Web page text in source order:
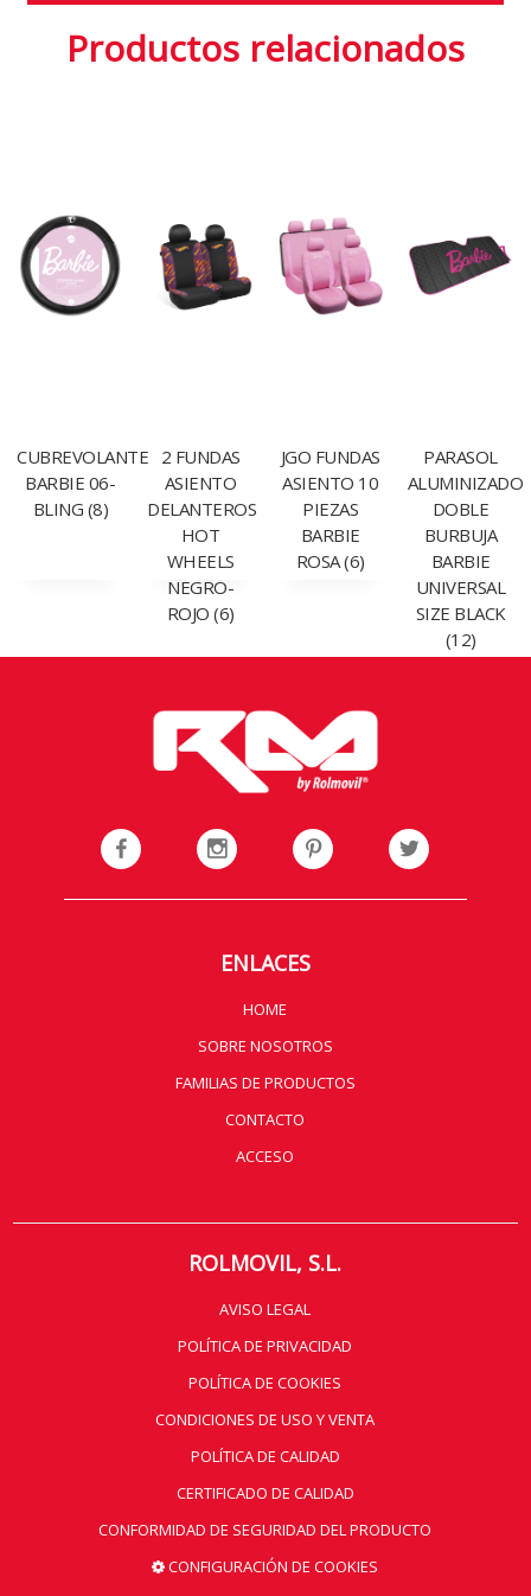
Productos relacionados
CUBREVOLANTE
BARBIE 06-
BLING (8)
2 FUNDAS
ASIENTO
DELANTEROS
HOT
WHEELS
NEGRO-
ROJO (6)
JGO FUNDAS
ASIENTO 10
PIEZAS
BARBIE
ROSA (6)
PARASOL
ALUMINIZADO
DOBLE
BURBUJA
BARBIE
UNIVERSAL
SIZE BLACK
(12)
ENLACES
HOME
SOBRE NOSOTROS
FAMILIAS DE PRODUCTOS
CONTACTO
ACCESO
ROLMOVIL, S.L.
AVISO LEGAL
POLÍTICA DE PRIVACIDAD
POLÍTICA DE COOKIES
CONDICIONES DE USO Y VENTA
POLÍTICA DE CALIDAD
CERTIFICADO DE CALIDAD
CONFORMIDAD DE SEGURIDAD DEL PRODUCTO
CONFIGURACIÓN DE COOKIES